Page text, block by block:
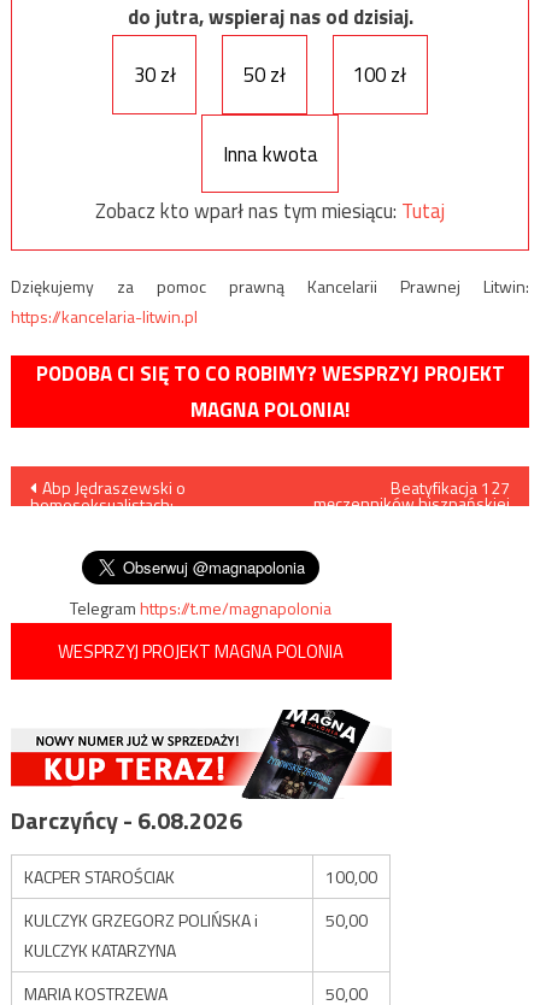
do jutra, wspieraj nas od dzisiaj.
30 zł
50 zł 100 zł
Inna kwota
Zobacz kto wparł nas tym miesiącu: Tutaj
Dziękujemy za pomoc prawną Kancelarii Prawnej Litwin:
https://kancelaria-litwin.pl
PODOBA CI SIĘ TO CO ROBIMY? WESPRZYJ PROJEKT
MAGNA POLONIA!
Nawigacja
Abp Jędraszewski o
homoseksualistach:
Beatyfikacja 127
męczenników hiszpańskiej
Telegramhttps://t.me/magnapolonia
WESPRZYJ PROJEKT MAGNA POLONIA
Darczyńcy - 6.08.2026
KACPER STAROŚCIAK
100,00
KULCZYK GRZEGORZ POLIŃSKA i
KULCZYK KATARZYNA
50,00
MARIA KOSTRZEWA 50,00